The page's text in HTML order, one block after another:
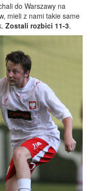
do Warszawy na
mieli z nami takie same
Zostali rozbici 11-3.